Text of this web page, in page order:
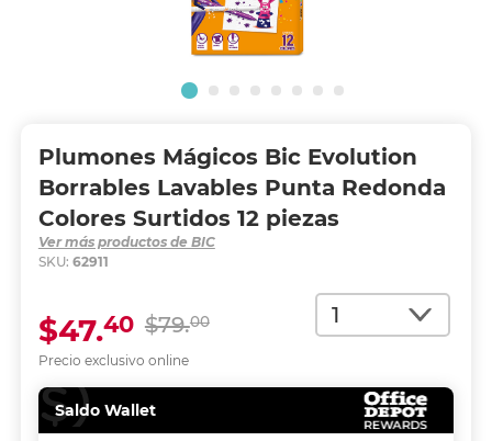
Plumones Mágicos Bic Evolution
Borrables Lavables Punta Redonda
Colores Surtidos 12 piezas
Ver más productos de BIC
SKU: 62911
Cantidad
Precio exclusivo online
$79.00
$47.40
Saldo Wallet